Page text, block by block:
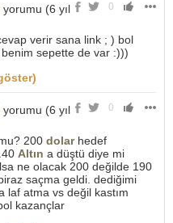
0
yorumu (6 yıl
verir sana link ; ) bol
sepette de var :)))
0
yorumu (6 yıl
200 dolarhedef
Altın a düştü diye mi
ne olacak 200 değilde 190
saçma geldi. dediğimi
laf atma vs değil kastım
kazançlar